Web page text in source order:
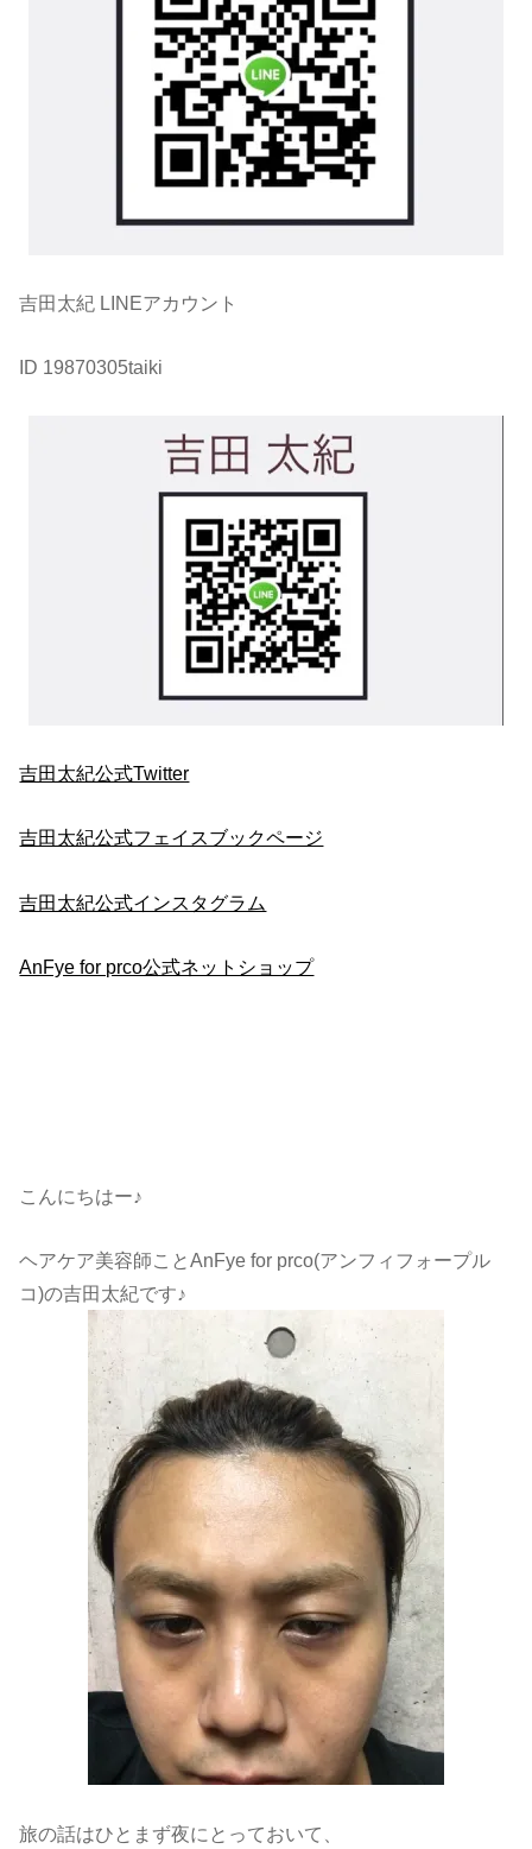
吉田太紀 LINEアカウント
ID 19870305taiki
吉田太紀公式Twitter
吉田太紀公式フェイスブックページ
吉田太紀公式インスタグラム
AnFye for prco公式ネットショップ
こんにちはー♪
ヘアケア美容師ことAnFye for prco(アンフィフォープル
コ)の吉田太紀です♪
旅の話はひとまず夜にとっておいて、